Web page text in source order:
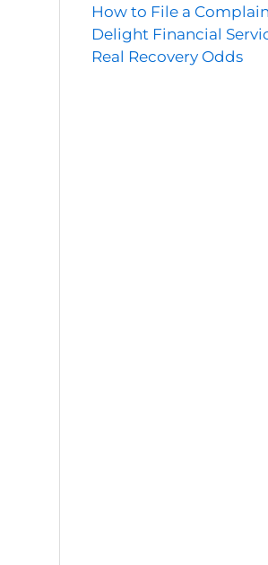
How to File a
Delight Financial
Real Recovery Odds